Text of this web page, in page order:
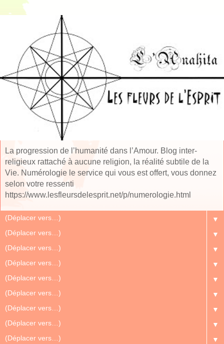
La progression de l’humanité dans l’Amour. Blog inter-
religieux rattaché à aucune religion, la réalité subtile de la
Vie. Numérologie le service qui vous est offert, vous donnez
selon votre ressenti
https://www.lesfleursdelesprit.net/p/numerologie.html
▼
▼
▼
▼
▼
▼
▼
▼
▼